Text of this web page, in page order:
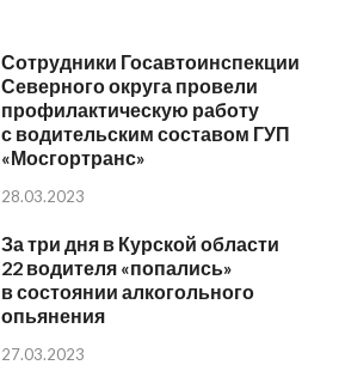
Сотрудники Госавтоинспекции
Северного округа провели
профилактическую работу
с водительским составом ГУП
«Мосгортранс»
28.03.2023
За три дня в Курской области
22 водителя «попались»
в состоянии алкогольного
опьянения
27.03.2023